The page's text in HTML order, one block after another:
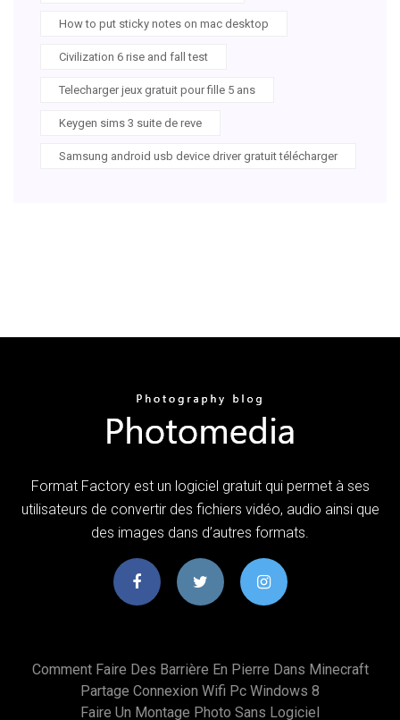
How to put sticky notes on mac desktop
Civilization 6 rise and fall test
Telecharger jeux gratuit pour fille 5 ans
Keygen sims 3 suite de reve
Samsung android usb device driver gratuit télécharger
Format Factory est un logiciel gratuit qui permet à ses
utilisateurs de convertir des fichiers vidéo, audio ainsi que
des images dans d’autres formats.
Comment Faire Des Barrière En Pierre Dans Minecraft
Partage Connexion Wifi Pc Windows 8
Faire Un Montage Photo Sans Logiciel